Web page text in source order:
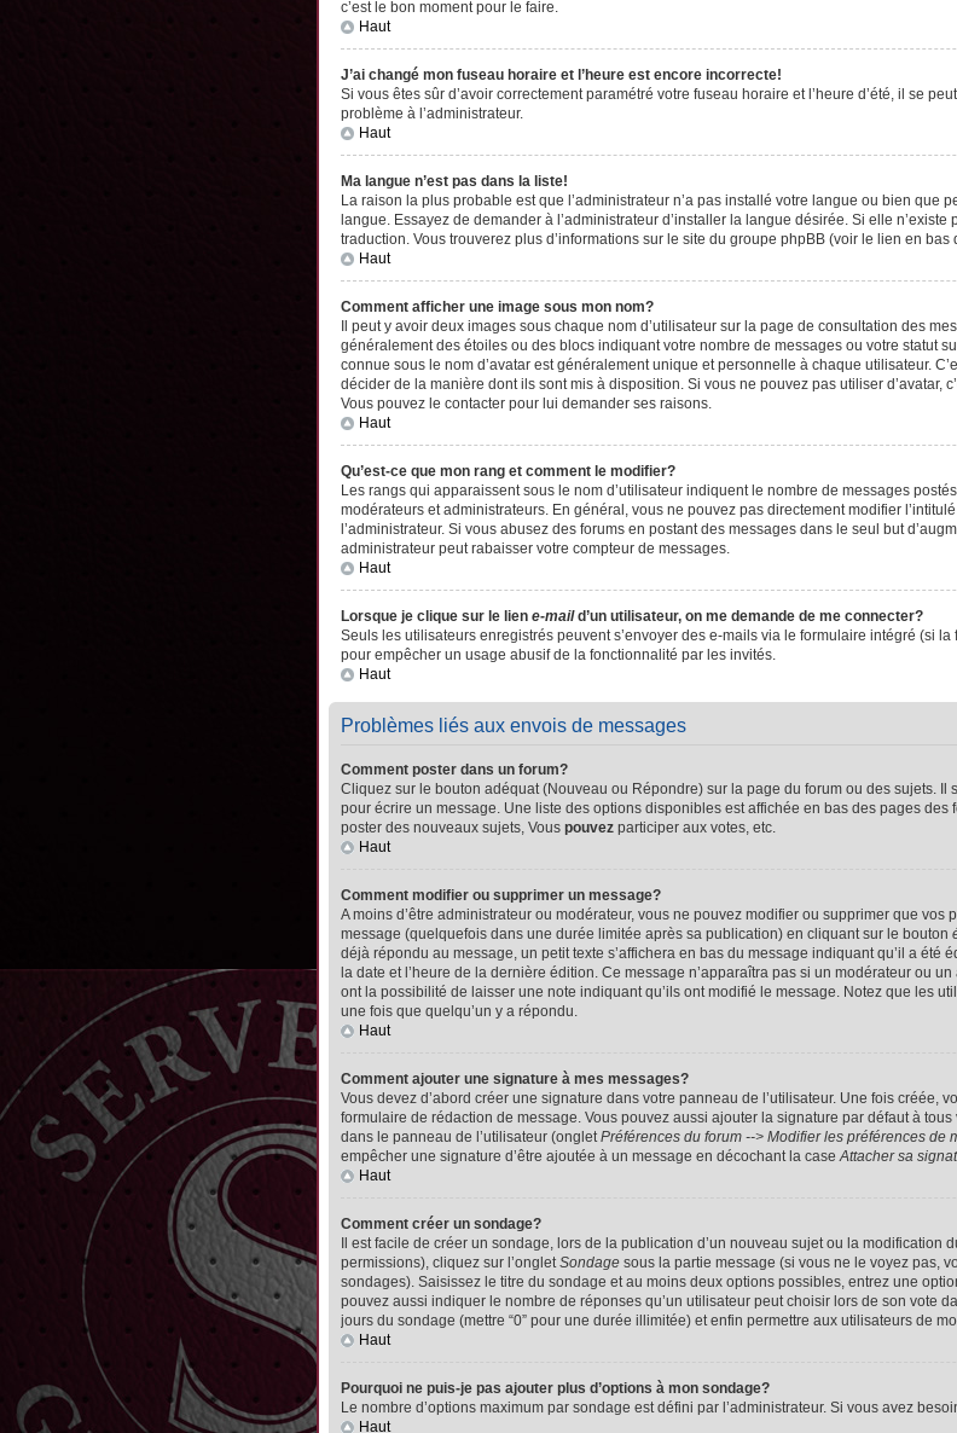
c’est le bon moment pour le faire.
Haut
J’ai changé mon fuseau horaire et l’heure est encore incorrecte!
Si vous êtes sûr d’avoir correctement paramétré votre fuseau horaire et l’heure d’été, il se
problème à l’administrateur.
Haut
Ma langue n’est pas dans la liste!
La raison la plus probable est que l’administrateur n’a pas installé votre langue ou bien que
langue. Essayez de demander à l’administrateur d’installer la langue désirée. Si elle
traduction. Vous trouverez plus d’informations sur le site du groupe phpBB (voir le lien en bas
Haut
Comment afficher une image sous mon nom?
Il peut y avoir deux images sous chaque nom d’utilisateur sur la page de consultation des
généralement des étoiles ou des blocs indiquant votre nombre de messages ou votre statut
connue sous le nom d’avatar est généralement unique et personnelle à chaque utilisateur.
décider de la manière dont ils sont mis à disposition. Si vous ne pouvez pas utiliser d’avatar,
Vous pouvez le contacter pour lui demander ses raisons.
Haut
Qu’est-ce que mon rang et comment le modifier?
Les rangs qui apparaissent sous le nom d’utilisateur indiquent le nombre de messages
modérateurs et administrateurs. En général, vous ne pouvez pas directement modifier
l’administrateur. Si vous abusez des forums en postant des messages dans le seul but
administrateur peut rabaisser votre compteur de messages.
Haut
Lorsque je clique sur le lien e-maild’un utilisateur, on me demande de me connecter?
Seuls les utilisateurs enregistrés peuvent s’envoyer des e-mails via le formulaire intégré (si
pour empêcher un usage abusif de la fonctionnalité par les invités.
Haut
Problèmes liés aux envois de messages
Comment poster dans un forum?
Cliquez sur le bouton adéquat (Nouveau ou Répondre) sur la page du forum ou des sujets. Il
pour écrire un message. Une liste des options disponibles est affichée en bas des pages des
poster des nouveaux sujets, Vous pouvez participer aux votes, etc.
Haut
Comment modifier ou supprimer un message?
A moins d’être administrateur ou modérateur, vous ne pouvez modifier ou supprimer que vos
message (quelquefois dans une durée limitée après sa publication) en cliquant sur le bouton
déjà répondu au message, un petit texte s’affichera en bas du message indiquant qu’il a été
la date et l’heure de la dernière édition. Ce message n’apparaîtra pas si un modérateur ou
ont la possibilité de laisser une note indiquant qu’ils ont modifié le message. Notez que les
une fois que quelqu’un y a répondu.
Haut
Comment ajouter une signature à mes messages?
Vous devez d’abord créer une signature dans votre panneau de l’utilisateur. Une fois créée,
formulaire de rédaction de message. Vous pouvez aussi ajouter la signature par défaut à
dans le panneau de l’utilisateur (ongletPréférences du forum --> Modifier les préférences de
empêcher une signature d’être ajoutée à un message en décochant la caseAttacher sa
Haut
Comment créer un sondage?
Il est facile de créer un sondage, lors de la publication d’un nouveau sujet ou la modification
permissions), cliquez sur l’ongletSondage sous la partie message (si vous ne le voyez pas,
sondages). Saisissez le titre du sondage et au moins deux options possibles, entrez une
pouvez aussi indiquer le nombre de réponses qu’un utilisateur peut choisir lors de son vote
jours du sondage (mettre “0” pour une durée illimitée) et enfin permettre aux utilisateurs de
Haut
Pourquoi ne puis-je pas ajouter plus d’options à mon sondage?
Le nombre d’options maximum par sondage est défini par l’administrateur. Si vous avez
Haut